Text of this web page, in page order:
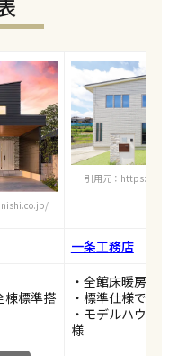
引用元：https://
一条工務店
棟標準搭
・全館床暖房
・標準仕様で耐震
・モデルハウス仕
様